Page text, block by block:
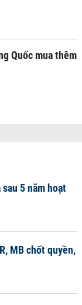
Quốc mua thêm
5 năm hoạt
MB chốt quyền,